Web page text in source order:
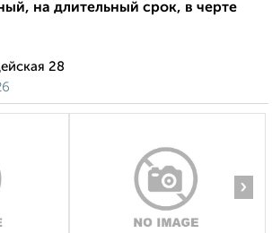
на длительный срок, в черте
28
›